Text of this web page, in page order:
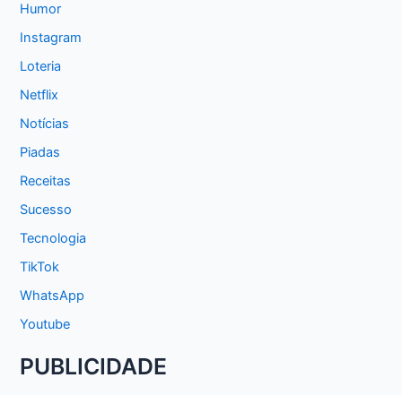
Humor
Instagram
Loteria
Netflix
Notícias
Piadas
Receitas
Sucesso
Tecnologia
TikTok
WhatsApp
Youtube
PUBLICIDADE